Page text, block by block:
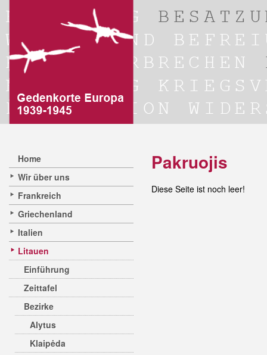
Home
Wir über uns
Frankreich
Griechenland
Italien
Litauen
Einführung
Zeittafel
Bezirke
Alytus
Klaipėda
Pakruojis
Diese Seite ist noch leer!